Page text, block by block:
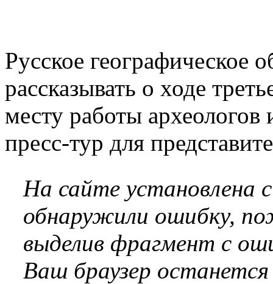
Русское географическое
рассказывать о ходе
месту работы археологов
пресс-тур для
На сайте установлена
обнаружили ошибку,
выделив фрагмент с
Ваш браузер